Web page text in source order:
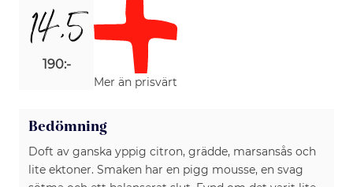
14,5
190:-
Mer än prisvärt
Bedömning
Doft av ganska yppig citron, grädde, marsansås och
lite ektoner. Smaken har en pigg mousse, en svag